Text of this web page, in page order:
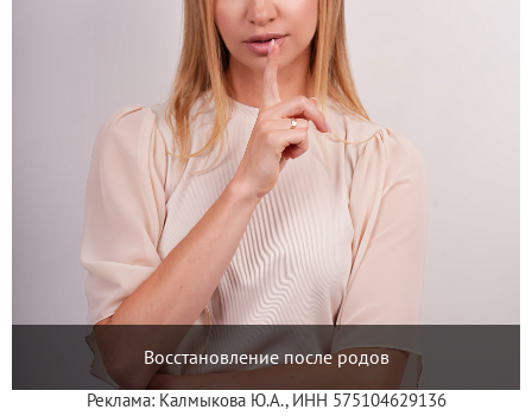
Восстановление после родов
Реклама: Калмыкова Ю.А., ИНН 575104629136